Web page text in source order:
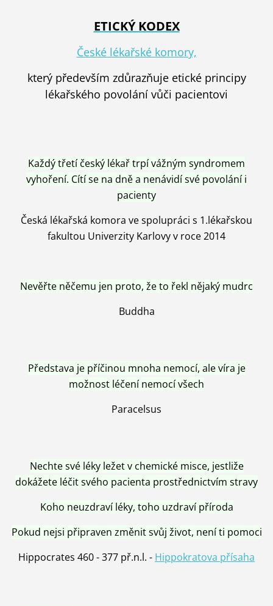
ETICKÝ KODEX
České lékařské komory,
který především zdůrazňuje etické principy
lékařského povolání vůči pacientovi
Každý třetí český lékař trpí vážným syndromem
vyhoření. Cítí se na dně a nenávidí své povolání i
pacienty
Česká lékařská komora ve spolupráci s 1.lékařskou
fakultou Univerzity Karlovy v roce 2014
Nevěřte něčemu jen proto, že to řekl nějaký mudrc
Buddha
Představa je příčinou mnoha nemocí, ale víra je
možnost léčení nemocí všech
Paracelsus
Nechte své léky ležet v chemické misce, jestliže
dokážete léčit svého pacienta prostřednictvím stravy
Koho neuzdraví léky, toho uzdraví příroda
Pokud nejsi připraven změnit svůj život, není ti pomoci
Hippocrates 460 - 377 př.n.l. - Hippokratova přísaha